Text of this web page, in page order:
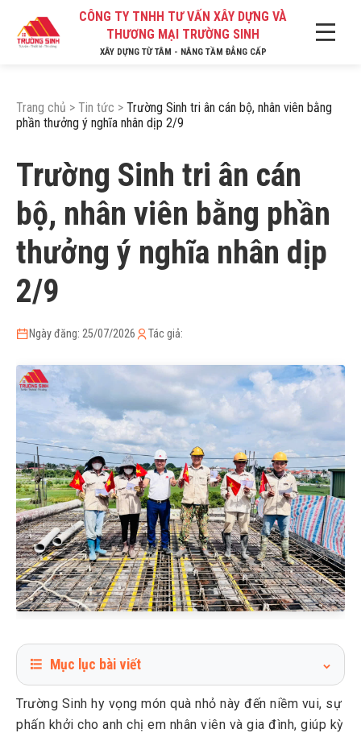
CÔNG TY TNHH TƯ VẤN XÂY DỰNG VÀ
THƯƠNG MẠI TRƯỜNG SINH
XÂY DỰNG TỪ TÂM - NÂNG TẦM ĐẲNG CẤP
Trang chủ > Tin tức > Trường Sinh tri ân cán bộ, nhân viên bằng
phần thưởng ý nghĩa nhân dịp 2/9
Trường Sinh tri ân cán
bộ, nhân viên bằng phần
thưởng ý nghĩa nhân dịp
2/9
Ngày đăng: 25/07/2026 Tác giả:
Mục lục bài viết
Lời chia sẻ từ giám đốc Trường Sinh
Trường Sinh hy vọng món quà nhỏ này đến niềm vui, sự
phấn khởi cho anh chị em nhân viên và gia đình, giúp kỳ